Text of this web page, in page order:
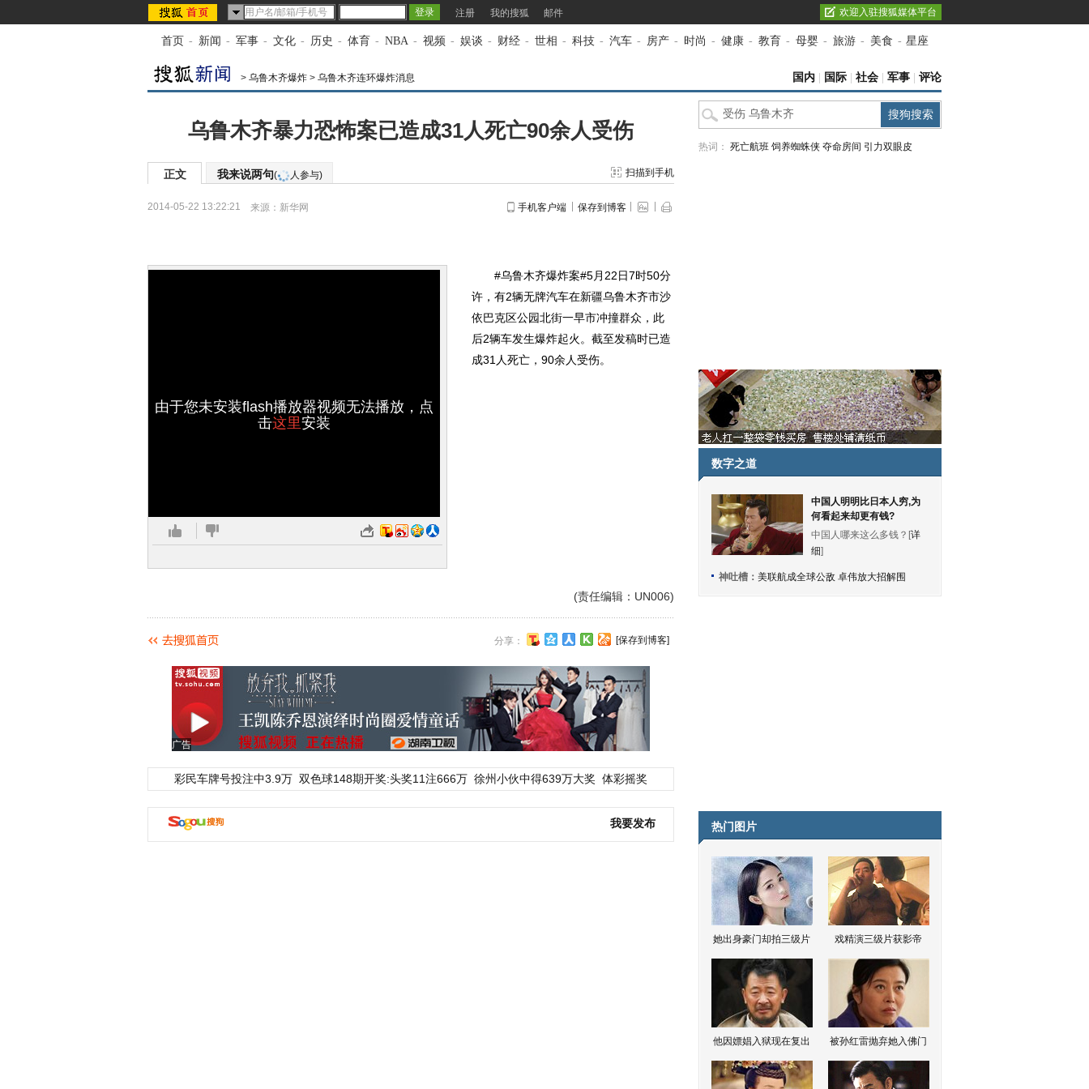
注册 我的搜狐 邮件 欢迎入驻搜狐媒体平台
首页 - 新闻 - 军事 - 文化 - 历史 - 体育 - NBA - 视频 - 娱谈 - 财经 - 世相 - 科技 - 汽车 - 房产 - 时尚 - 健康 - 教育 - 母婴 - 旅游 - 美食 - 星座
> 乌鲁木齐爆炸 > 乌鲁木齐连环爆炸消息 国内 国际 社会 军事 评论
乌鲁木齐暴力恐怖案已造成31人死亡90余人受伤
正文 我来说两句( 人参与) 扫描到手机
2014-05-22 13:22:21 来源： 新华网 手机客户端 保存到博客
由于您未安装flash播放器视频无法播放，点
击这里安装
#乌鲁木齐爆炸案#5月22日7时50分
许，有2辆无牌汽车在新疆乌鲁木齐市沙
依巴克区公园北街一早市冲撞群众，此
后2辆车发生爆炸起火。截至发稿时已造
成31人死亡，90余人受伤。
(责任编辑：UN006)
分享： [保存到博客]
广告
彩民车牌号投注中3.9万 双色球148期开奖:头奖11注666万 徐州小伙中得639万大奖 体彩摇奖
我要发布
热词： 死亡航班 饲养蜘蛛侠 夺命房间 引力双眼皮
数字之道
中国人明明比日本人穷,为
何看起来却更有钱?
中国人哪来这么多钱？[详
细]
神吐槽： 美联航成全球公敌 卓伟放大招解围
热门图片
她出身豪门却拍三级片 戏精演三级片获影帝
他因嫖娼入狱现在复出 被孙红雷抛弃她入佛门